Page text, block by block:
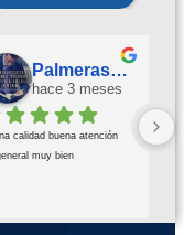
Palmeras Doradas
hace 3 meses
calidad buena atención
muy bien